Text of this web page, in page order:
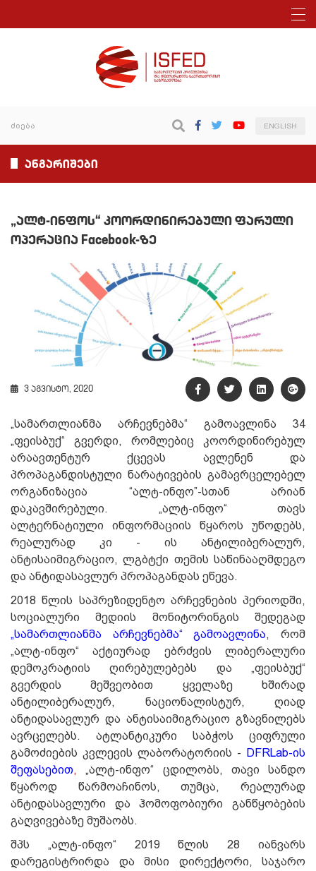
ENGLISH
ანგარიშები
„ალტ-ინფოს“ კოორდინირებული ფარული
ოპერაცია Facebook-ზე
3 აგვისტო, 2020
„სამართლიანმა არჩევნებმა“ გამოავლინა 34
„ფეისბუქ“ გვერდი, რომლებიც კოორდინირებულ
არაავთენტურ ქცევას ავლენენ და
პროპაგანდისტული ნარატივების გამავრცელებელ
ორგანიზაცია “ალტ-ინფო”-სთან არიან
დაკავშირებული. „ალტ-ინფო“ თავს
ალტერნატიული ინფორმაციის წყაროს უწოდებს,
რეალურად კი - ის ანტილიბერალურ,
ანტისაიმიგრაციო, ლგბტქი თემის საწინააღმდეგო
და ანტიდასავლურ პროპაგანდას ეწევა.
2018 წლის საპრეზიდენტო არჩევნების პერიოდში,
სოციალური მედიის მონიტორინგის შედეგად
„სამართლიანმა არჩევნებმა“ გამოავლინა, რომ
„ალტ-ინფო“ აქტიურად ებრძვის ლიბერალური
დემოკრატიის ღირებულებებს და „ფეისბუქ“
გვერდის მეშვეობით ყველაზე ხშირად
ანტილიბერალურ, ნაციონალისტურ, ღიად
ანტიდასავლურ და ანტისაიმიგრაციო გზავნილებს
ავრცელებს. ატლანტიკური საბჭოს ციფრული
გამოძიების კვლევის ლაბორატორიის -
DFRLab-ის
შეფასებით,
„ალტ-ინფო“ ცდილობს, თავი სანდო
წყაროდ წარმოაჩინოს, თუმცა, რეალურად
ანტიდასავლური და ჰომოფობიური განწყობების
გაღვივებაზე მუშაობს.
შპს „ალტ-ინფო“ 2019 წლის 28 იანვარს
დარეგისტრირდა და მისი დირექტორი, საჯარო